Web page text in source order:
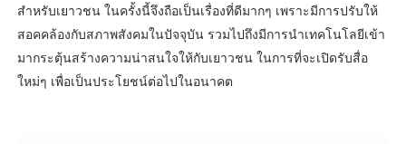
สำหรับเยาวชน ในครั้งนี้จึงถือเป็นเรื่องที่ดีมากๆ เพราะมีการปรับให้
สอคคล้องกับสภาพสังคมในปัจจุบัน รวมไปถึงมีการนำเทคโนโลยีเข้า
มากระตุ้นสร้างความน่าสนใจให้กับเยาวชน ในการที่จะเปิดรับสื่อ
ใหม่ๆ เพื่อเป็นประโยชน์ต่อไปในอนาคต